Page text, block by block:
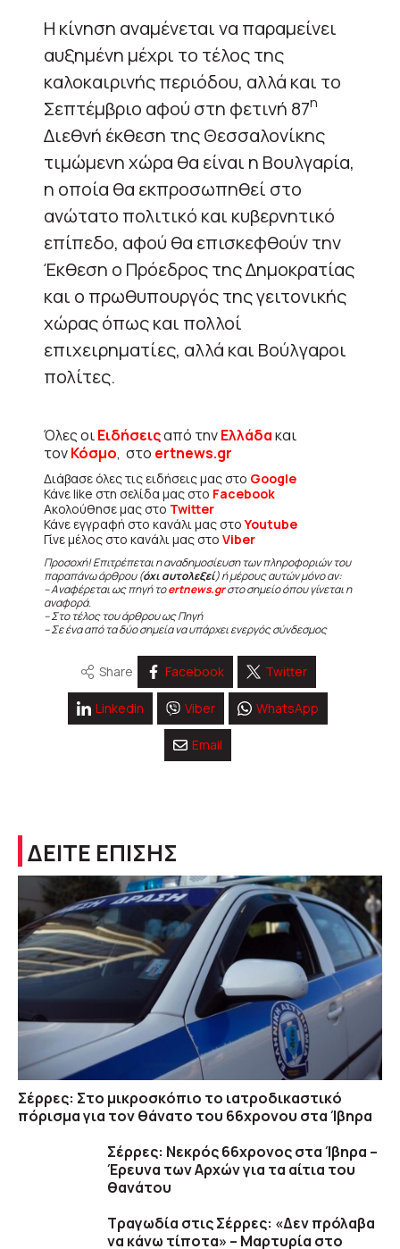
Η κίνηση αναμένεται να παραμείνει
αυξημένη μέχρι το τέλος της
καλοκαιρινής περιόδου, αλλά και το
Σεπτέμβριο αφού στη φετινή 87η
Διεθνή έκθεση της Θεσσαλονίκης
τιμώμενη χώρα θα είναι η Βουλγαρία,
η οποία θα εκπροσωπηθεί στο
ανώτατο πολιτικό και κυβερνητικό
επίπεδο, αφού θα επισκεφθούν την
Έκθεση ο Πρόεδρος της Δημοκρατίας
και ο πρωθυπουργός της γειτονικής
χώρας όπως και πολλοί
επιχειρηματίες, αλλά και Βούλγαροι
πολίτες.
Όλες οιΕιδήσειςαπό τηνΕλλάδακαι
τονΚόσμο, στο ertnews.gr
Διάβασε όλες τις ειδήσεις μας στο Google
Κάνε like στη σελίδα μας στο Facebook
Ακολούθησε μας στο Twitter
Κάνε εγγραφή στο κανάλι μας στοYoutube
Γίνε μέλος στο κανάλι μας στο Viber
Προσοχή! Επιτρέπεται η αναδημοσίευση των πληροφοριών του
παραπάνω άρθρου (όχι αυτολεξεί) ή μέρους αυτών μόνο αν:
– Αναφέρεται ως πηγή τοertnews.grστο σημείο όπου γίνεται η
αναφορά.
– Στο τέλος του άρθρου ως Πηγή
– Σε ένα από τα δύο σημεία να υπάρχει ενεργός σύνδεσμος
Share Facebook Twitter
Linkedin Viber WhatsApp
Email
ΔΕΙΤΕ ΕΠΙΣΗΣ
Σέρρες: Στο μικροσκόπιο το ιατροδικαστικό
πόρισμα για τον θάνατο του 66χρονου στα Ίβηρα
Σέρρες: Νεκρός 66χρονος στα Ίβηρα –
Έρευνα των Αρχών για τα αίτια του
θανάτου
Τραγωδία στις Σέρρες: «Δεν πρόλαβα
να κάνω τίποτα» – Μαρτυρία στο